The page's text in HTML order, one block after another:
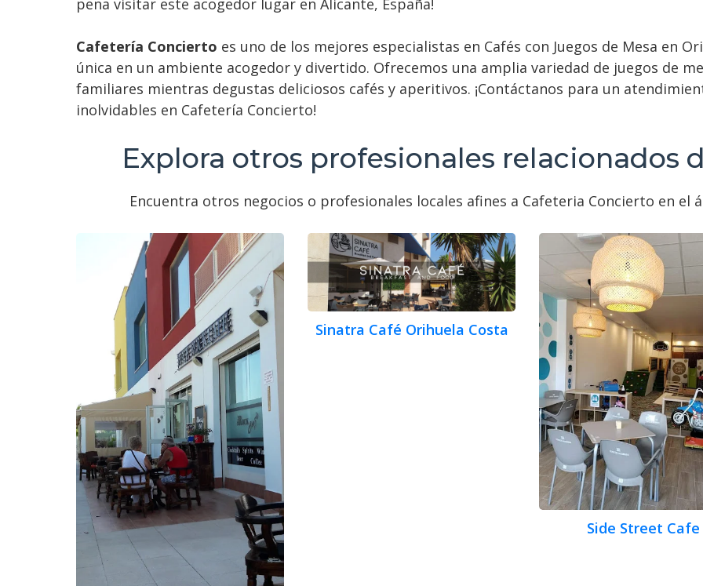
pena visitar este acogedor lugar en Alicante, España!
Cafetería Concierto es uno de los mejores especialistas en Cafés con Juegos de Mesa en
única en un ambiente acogedor y divertido. Ofrecemos una amplia variedad de juegos de
familiares mientras degustas deliciosos cafés y aperitivos. ¡Contáctanos para un
inolvidables en Cafetería Concierto!
Explora otros profesionales relacionados
Encuentra otros negocios o profesionales locales afines a Cafeteria Concierto en el
Sinatra Café Orihuela Costa
Side Street Cafe